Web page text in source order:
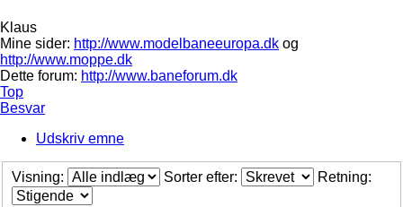
Klaus
Mine sider: http://www.modelbaneeuropa.dk og
http://www.moppe.dk
Dette forum: http://www.baneforum.dk
Top
Besvar
Udskriv emne
Visning: Sorter efter: Retning: